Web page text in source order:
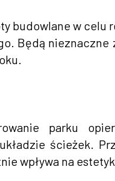
budowlane w
Będą
parku
ścieżek.
wpływa na